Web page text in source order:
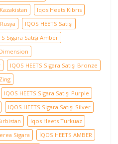
Iqos Heets Kıbrıs
IQOS HEETS Satışı
Sigara Satışı Amber
Dimension
IQOS HEETS Sigara Satışı Bronze
IQOS HEETS Sigara Satışı Purple
IQOS HEETS Sigara Satışı Silver
Iqos Heets Turkuaz
Sigara
İQOS HEETS AMBER